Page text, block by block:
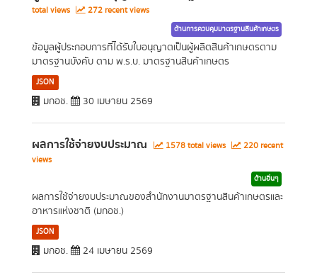
total views
272 recent views
ด้านการควบคุมมาตรฐานสินค้าเกษตร
ข้อมูลผู้ประกอบการที่ได้รับใบอนุญาตเป็นผู้ผลิตสินค้าเกษตรตาม
มาตรฐานบังคับ ตาม พ.ร.บ. มาตรฐานสินค้าเกษตร
JSON
มกอช. 30 เมษายน 2569
ผลการใช้จ่ายงบประมาณ 1578 total views
220 recent
views
ด้านอื่นๆ
ผลการใช้จ่ายงบประมาณของสำนักงานมาตรฐานสินค้าเกษตรและ
อาหารแห่งชาติ (มกอช.)
JSON
มกอช. 24 เมษายน 2569